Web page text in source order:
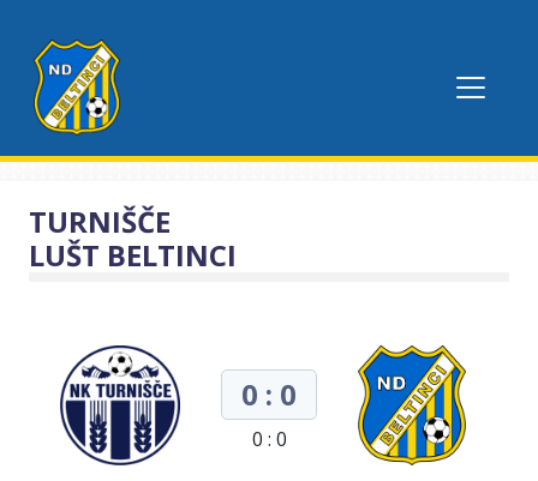
TURNIŠČE
LUŠT BELTINCI
0 : 0
0 : 0